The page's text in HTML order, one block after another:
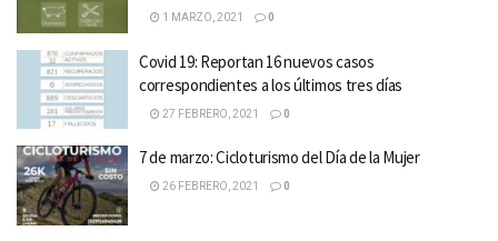
1 MARZO, 2021 0
Covid 19: Reportan 16 nuevos casos
correspondientes a los últimos tres días
27 FEBRERO, 2021 0
7 de marzo: Cicloturismo del Día de la Mujer
26 FEBRERO, 2021 0